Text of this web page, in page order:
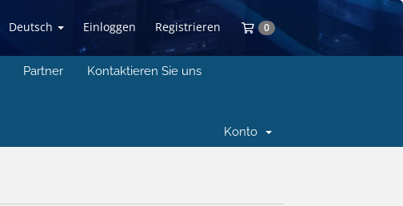
Deutsch Einloggen Registrieren 0 Mein Warenkorb
Partner Kontaktieren Sie uns
Konto